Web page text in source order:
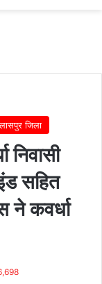
जिला
निवासी
सहित
ने कवर्धा